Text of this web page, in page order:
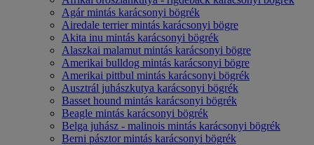
Agár mintás karácsonyi bögrék
Airedale terrier mintás karácsonyi bögre
Akita inu mintás karácsonyi bögrék
Alaszkai malamut mintás karácsonyi bögre
Amerikai bulldog mintás karácsonyi bögre
Amerikai pittbul mintás karácsonyi bögrék
Ausztrál juhászkutya karácsonyi bögrék
Basset hound mintás karácsonyi bögrék
Beagle mintás karácsonyi bögrék
Belga juhász - malinois mintás karácsonyi bögrék
Berni pásztor mintás karácsonyi bögrék